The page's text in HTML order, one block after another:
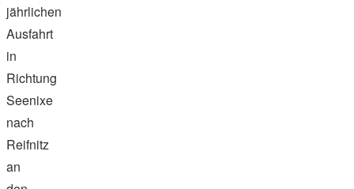
jährlichen
Ausfahrt
in
Richtung
Seenixe
nach
Reifnitz
an